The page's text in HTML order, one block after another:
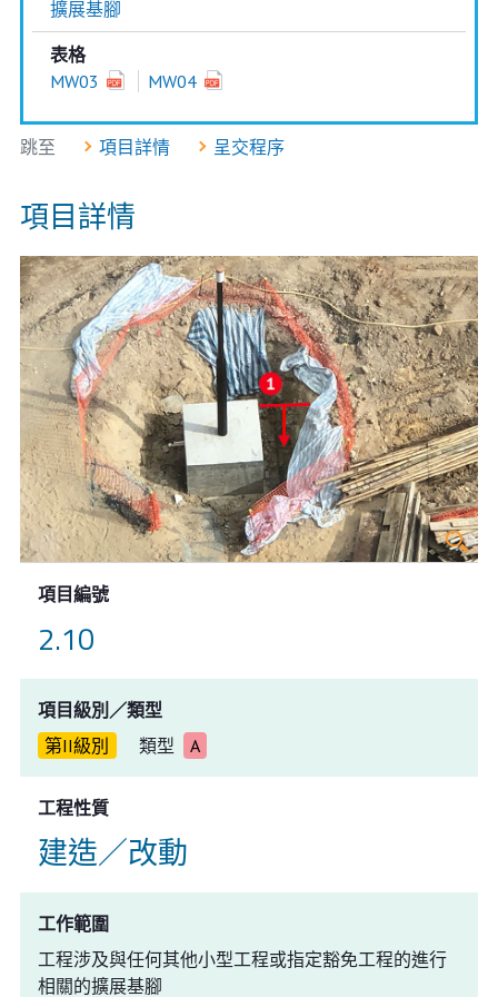
擴展基腳
表格
MW03
MW04
跳至 項目詳情 呈交程序
項目詳情
項目編號
2.10
項目級別／類型
第II級別
類型 A
工程性質
建造／改動
工作範圍
工程涉及與任何其他小型工程或指定豁免工程的進行
相關的擴展基腳